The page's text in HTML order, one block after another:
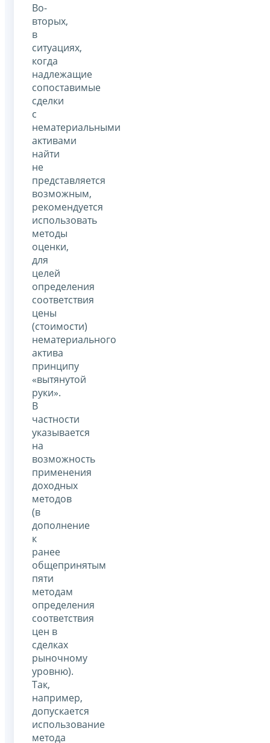
Во-
вторых,
в
ситуациях,
когда
надлежащие
сопоставимые
сделки
с
нематериальными
активами
найти
не
представляется
возможным,
рекомендуется
использовать
методы
оценки,
для
целей
определения
соответствия
цены
(стоимости)
нематериального
актива
принципу
«вытянутой
руки».
В
частности
указывается
на
возможность
применения
доходных
методов
(в
дополнение
к
ранее
общепринятым
пяти
методам
определения
соответствия
цен в
сделках
рыночному
уровню).
Так,
например,
допускается
использование
метода